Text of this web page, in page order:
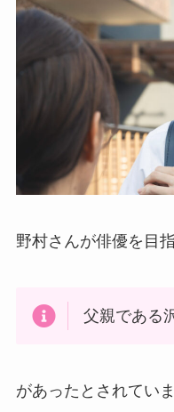
野村さんが俳優を目
父親である
があったとされていま